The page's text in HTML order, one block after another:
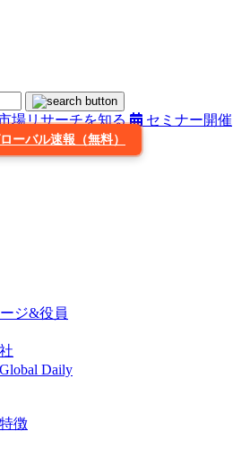
場リサーチを知る
セミナー開催
ーバル速報（無料）
ジ&役員
Daily
徴